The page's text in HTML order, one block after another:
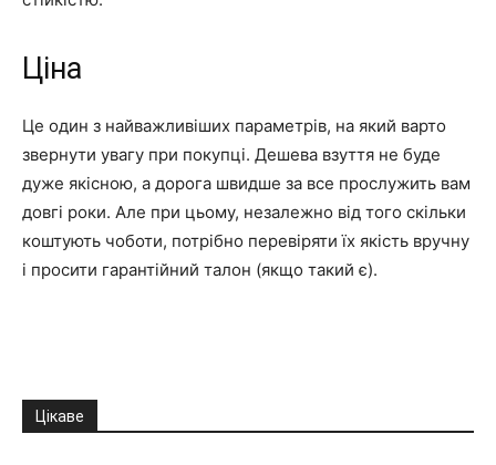
Ціна
Це один з найважливіших параметрів, на який варто
звернути увагу при покупці. Дешева взуття не буде
дуже якісною, а дорога швидше за все прослужить вам
довгі роки. Але при цьому, незалежно від того скільки
коштують чоботи, потрібно перевіряти їх якість вручну
і просити гарантійний талон (якщо такий є).
Цікаве